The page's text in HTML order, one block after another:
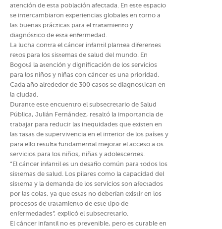
atención de esta población afectada. En este espacio
se intercambiaron experiencias globales en torno a
las buenas prácticas para el tratamiento y
diagnóstico de esta enfermedad.
La lucha contra el cáncer infantil plantea diferentes
retos para los sistemas de salud del mundo. En
Bogotá la atención y dignificación de los servicios
para los niños y niñas con cáncer es una prioridad.
Cada año alrededor de 300 casos se diagnostican en
la ciudad.
Durante este encuentro el subsecretario de Salud
Pública, Julián Fernández, resaltó la importancia de
trabajar para reducir las inequidades que existen en
las tasas de supervivencia en el interior de los países y
para ello resulta fundamental mejorar el acceso a os
servicios para los niños, niñas y adolescentes.
“El cáncer infantil es un desafío común para todos los
sistemas de salud. Los pilares como la capacidad del
sistema y la demanda de los servicios son afectados
por las colas, ya que estas no deberían existir en los
procesos de tratamiento de este tipo de
enfermedades”, explicó el subsecretario.
El cáncer infantil no es prevenible, pero es curable en